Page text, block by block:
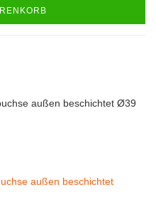
außen beschichtet